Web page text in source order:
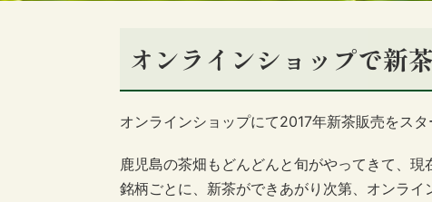
オンラインショップで新
オンラインショップにて2017年新茶販売をスタ
鹿児島の茶畑もどんどんと旬がやってきて、現
銘柄ごとに、新茶ができあがり次第、オンラ